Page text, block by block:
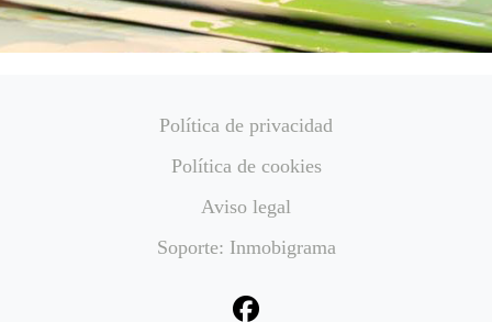
Política de privacidad
Política de cookies
Aviso legal
Soporte: Inmobigrama